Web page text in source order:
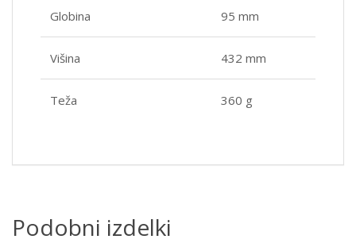
Globina 95 mm
Višina 432 mm
Teža 360 g
Podobni izdelki